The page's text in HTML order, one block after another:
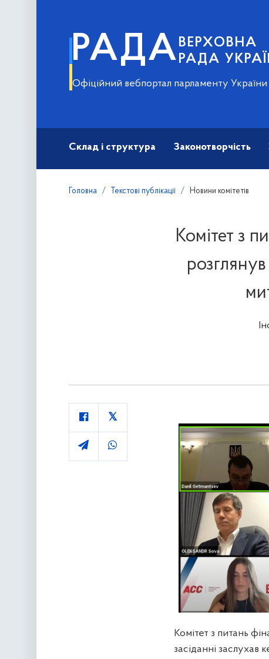
РАДА ВЕРХОВНА
РАДА
Офіційний вебпортал парламенту України
Склад і структура Законотворчість
Головна Текстові публікації Новини комітетів
Комітет з
розглянув
Комітет з питань
засіданні заслухав